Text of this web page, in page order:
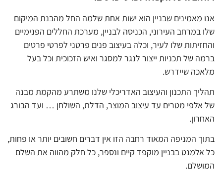
אנו מאמינים שבניין הוא ישות אחת שלמה החל מהבנת המיקום
שלו במרחב העירוני, הכניסה לבניין, מערכת החללים הפנימיים
והחזיתות שלו לעיר, וכלה בעיצוב פנים פרטני לפרטי פרטים
ברמה של תכניות ייצור לנגר למסגר ואיש הזכוכית וכל בעל
מלאכה שיידרש.
תהליך התכנון והעיצוב האדריכלי שלנו משתרע מהקמת מבנה
של אלפי מטרים עד עיצוב המוצר, הדלת, השולחן … ועד הבורג
האחרון.
בתוך המניפה המאוד רחבה הזו אין דברים חשובים יותר או פחות,
כל אלמנט בבניין מוקפד קיים ונספר, כל חלק מהווה את השלם
המושלם.